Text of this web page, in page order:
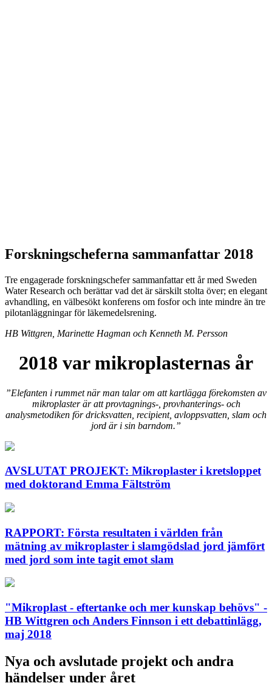
Forskningscheferna sammanfattar 2018
Tre engagerade forskningschefer sammanfattar ett år med Sweden
Water Research och berättar vad det är särskilt stolta över; en elegant
avhandling, en välbesökt konferens om fosfor och inte mindre än tre
pilotanläggningar för läkemedelsrening.
HB Wittgren, Marinette Hagman och Kenneth M. Persson
2018 var mikroplasternas år
”Elefanten i rummet när man talar om att kartlägga förekomsten av
mikroplaster är att provtagnings-, provhanterings- och
analysmetodiken för dricksvatten, recipient, avloppsvatten, slam och
jord är i sin barndom.”
AVSLUTAT PROJEKT: Mikroplaster i kretsloppet
med doktorand Emma Fältström
RAPPORT: Första resultaten i världen från
mätning av mikroplaster i slamgödslad jord jämfört
med jord som inte tagit emot slam
"Mikroplast - eftertanke och mer kunskap behövs" -
HB Wittgren och Anders Finnson i ett debattinlägg,
maj 2018
Nya och avslutade projekt och andra
händelser under året